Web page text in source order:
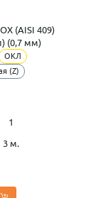
(AISI 409)
(0,7 мм)
ОКЛ
(Z)
1
3 м.